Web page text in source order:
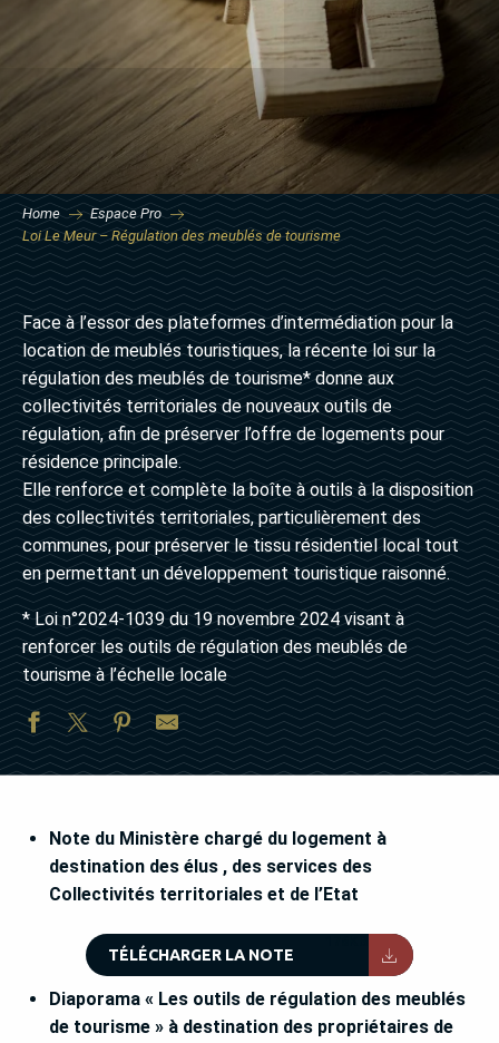
Home
Espace Pro
Loi Le Meur – Régulation des meublés de tourisme
Face à l’essor des plateformes d’intermédiation pour la
location de meublés touristiques, la récente loi sur la
régulation des meublés de tourisme* donne aux
collectivités territoriales de nouveaux outils de
régulation, afin de préserver l’offre de logements pour
résidence principale.
Elle renforce et complète la boîte à outils à la disposition
des collectivités territoriales, particulièrement des
communes, pour préserver le tissu résidentiel local tout
en permettant un développement touristique raisonné.
* Loi n°2024-1039 du 19 novembre 2024 visant à
renforcer les outils de régulation des meublés de
tourisme à l’échelle locale
Note du Ministère chargé du logement à
destination des élus , des services des
Collectivités territoriales et de l’Etat
TÉLÉCHARGER LA NOTE
Diaporama « Les outils de régulation des meublés
de tourisme » à destination des propriétaires de